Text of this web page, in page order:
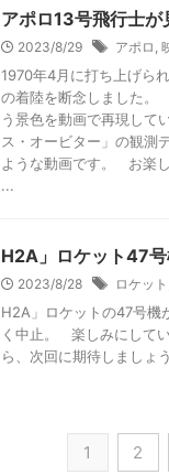
アポロ13号飛行士
2023/8/29 アポロ ,
1970年4月に打ち上げら
の着陸を断念しました。
う景色を動画で再現して
ス・オービター」の観測
ような動画です。 お楽
...
H2A」ロケット47
2023/8/28 ロケット
H2A」ロケットの47号
く中止。 楽しみにして
ら、次回に期待しましょ
1 2